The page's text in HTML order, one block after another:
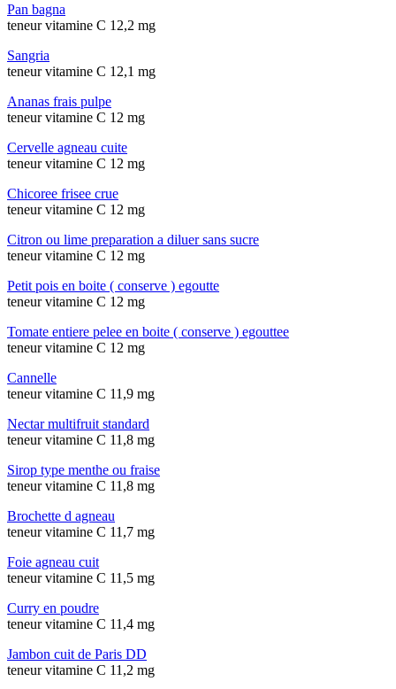
Pan bagna
teneur vitamine C 12,2 mg
Sangria
teneur vitamine C 12,1 mg
Ananas frais pulpe
teneur vitamine C 12 mg
Cervelle agneau cuite
teneur vitamine C 12 mg
Chicoree frisee crue
teneur vitamine C 12 mg
Citron ou lime preparation a diluer sans sucre
teneur vitamine C 12 mg
Petit pois en boite ( conserve ) egoutte
teneur vitamine C 12 mg
Tomate entiere pelee en boite ( conserve ) egouttee
teneur vitamine C 12 mg
Cannelle
teneur vitamine C 11,9 mg
Nectar multifruit standard
teneur vitamine C 11,8 mg
Sirop type menthe ou fraise
teneur vitamine C 11,8 mg
Brochette d agneau
teneur vitamine C 11,7 mg
Foie agneau cuit
teneur vitamine C 11,5 mg
Curry en poudre
teneur vitamine C 11,4 mg
Jambon cuit de Paris DD
teneur vitamine C 11,2 mg